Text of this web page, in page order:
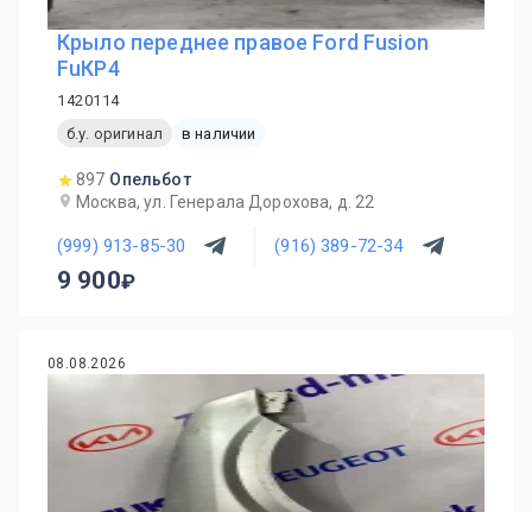
Крыло переднее правое Ford Fusion
FuКР4
1420114
б.у. оригинал
в наличии
897 Опельбот
Москва, ул. Генерала Дорохова, д. 22
(999) 913-85-30 (916) 389-72-34
9 900
08.08.2026